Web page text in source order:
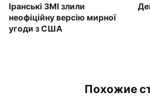
Іранські ЗМІ злили
неофіційну версію мирної
угоди з США
Похожие